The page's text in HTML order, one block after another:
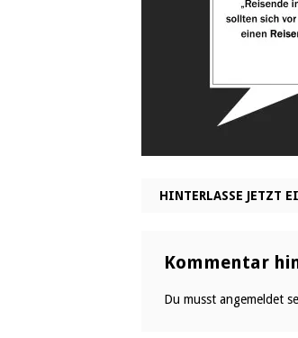
HINTERLASSE JETZT
Kommentar
Du musst angemeldet